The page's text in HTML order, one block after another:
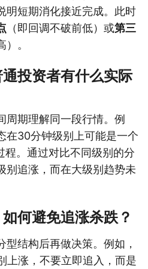
明短期消化接近完成。此时
（即回调不破前低）或第三
）。
投资者有什么实际
周期理解同一段行情。例
在30分钟级别上可能是一个
。通过对比不同级别的分
别追涨，而在大级别趋势未
何避免追涨杀跌？
结构后再做决策。例如，
上涨，不要立即追入，而是